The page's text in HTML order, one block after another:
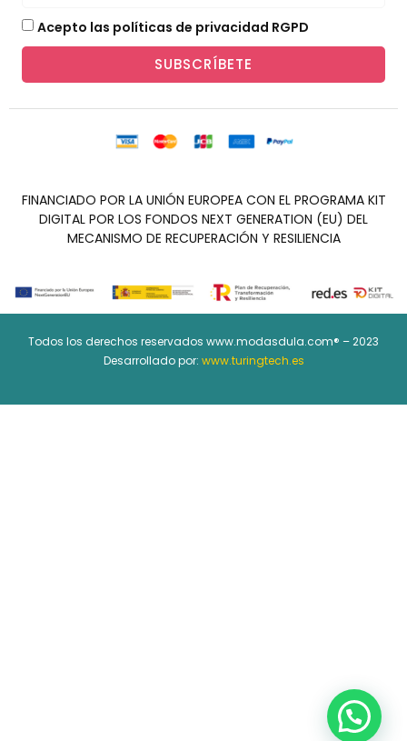
Acepto las políticas de privacidad RGPD
SUBSCRÍBETE
FINANCIADO POR LA UNIÓN EUROPEA CON EL PROGRAMA KIT
DIGITAL POR LOS FONDOS NEXT GENERATION (EU) DEL
MECANISMO DE RECUPERACIÓN Y RESILIENCIA
Todos los derechos reservados www.modasdula.com® – 2023
Desarrollado por: www.turingtech.es